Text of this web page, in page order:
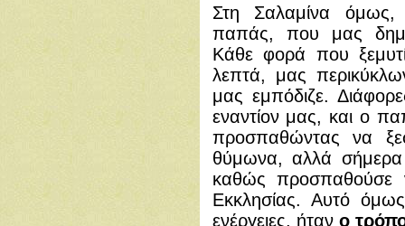
Στη Σαλαμίνα όμως,
παπάς, που μας
Κάθε φορά που
λεπτά, μας
μας εμπόδιζε.
εναντίον μας, και ο
προσπαθώντας να
θύμωνα, αλλά σήμερα
καθώς προσπαθούσε
Εκκλησίας. Αυτό
ενέργειες, ήταν ο